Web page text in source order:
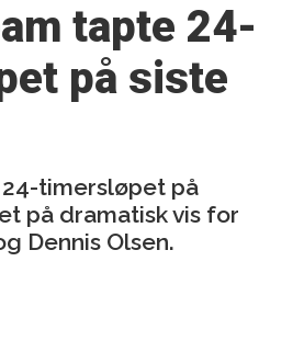
tapte 24-
på siste
timersløpet på
på dramatisk vis for
Dennis Olsen.